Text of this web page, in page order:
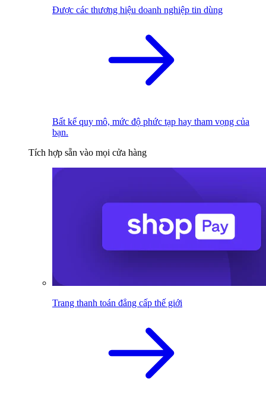
Được các thương hiệu doanh nghiệp tin dùng
Bất kể quy mô, mức độ phức tạp hay tham vọng của
bạn.
Tích hợp sẵn vào mọi cửa hàng
Trang thanh toán đẳng cấp thế giới